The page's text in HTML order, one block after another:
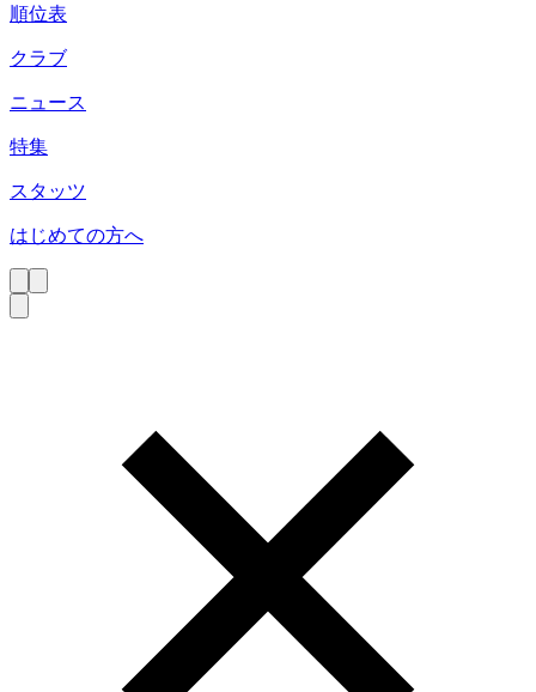
順位表
クラブ
ニュース
特集
スタッツ
はじめての方へ